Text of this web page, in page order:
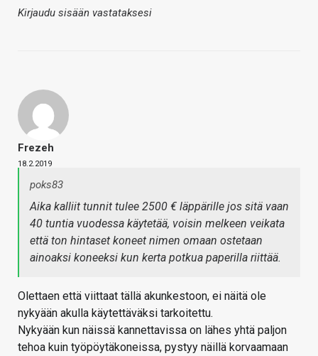
Kirjaudu sisään vastataksesi
Frezeh
18.2.2019
poks83
Aika kalliit tunnit tulee 2500 € läppärille jos sitä vaan
40 tuntia vuodessa käytetää, voisin melkeen veikata
että ton hintaset koneet nimen omaan ostetaan
ainoaksi koneeksi kun kerta potkua paperilla riittää.
Olettaen että viittaat tällä akunkestoon, ei näitä ole
nykyään akulla käytettäväksi tarkoitettu.
Nykyään kun näissä kannettavissa on lähes yhtä paljon
tehoa kuin työpöytäkoneissa, pystyy näillä korvaamaan